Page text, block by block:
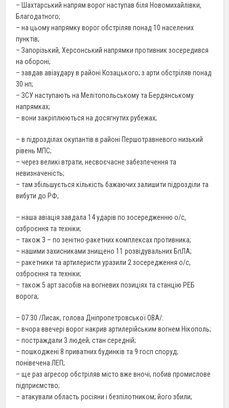
– Шахтарський напрям ворог наступав біля Новомихайлівки,
Благодатного;
– на цьому напрямку ворог обстріляв понад 10 населених
пунктів;
– Запорізький, Херсонський напрямки противник зосередився
на обороні;
– завдав авіаудару в районі Козацького; з арти обстріляв понад
30 нп;
– ЗСУ наступають на Мелітопольському та Бердянському
напрямках;
– вони закріплюються на досягнутих рубежах;
– в підрозділах окупантів в районі Першотравневого низький
рівень МПС;
– через великі втрати, несвоєчасне забезпечення та
невизначеність;
– там збільшується кількість бажаючих залишити підрозділи та
вибути до РФ;
– наша авіація завдала 14 ударів по зосередженню о/с,
озброєння та техніки;
– також 3 – по зенітно-ракетних комплексах противника;
– нашими захисниками знищено 11 розвідувальних БпЛА;
– ракетники та артилеристи уразили 2 зосередження о/с,
озброєння та техніки;
– також 5 арт засобів на вогневих позиціях та станцію РЕБ
ворога;
– 07.30 /Лисак, голова Дніпропетровської ОВА/:
– вчора ввечері ворог накрив артилерійським вогнем Нікополь;
– постраждали 3 людей; стан середній;
– пошкоджені 8 приватних будинків та 9 госп споруд;
понівечена ЛЕП;
– ще раз агресор обстріляв місто вже вночі; побив промислове
підприємство;
– атакували область росіяни і безпілотником; його збили;